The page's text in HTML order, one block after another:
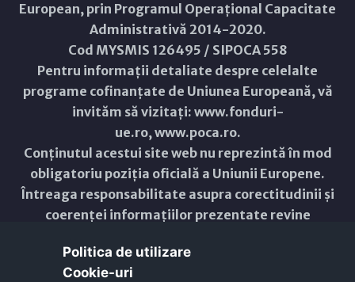
European, prin Programul Operațional Capacitate
Administrativă 2014-2020.
Cod MYSMIS 126495 / SIPOCA 558
Pentru informații detaliate despre celelalte
programe cofinanțate de Uniunea Europeană, vă
invităm să vizitați: www.fonduri-
ue.ro,www.poca.ro.
Conținutul acestui site web nu reprezintă în mod
obligatoriu poziția oficială a Uniunii Europene.
Întreaga responsabilitate asupra corectitudinii și
coerenței informațiilor prezentate revine
Copyright © 2021 - 2026 -
Politica de utilizare
Cookie-uri‎